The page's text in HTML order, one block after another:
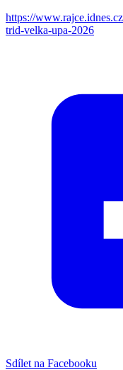
https://
trid-velka-upa-2026
Sdílet na Facebooku